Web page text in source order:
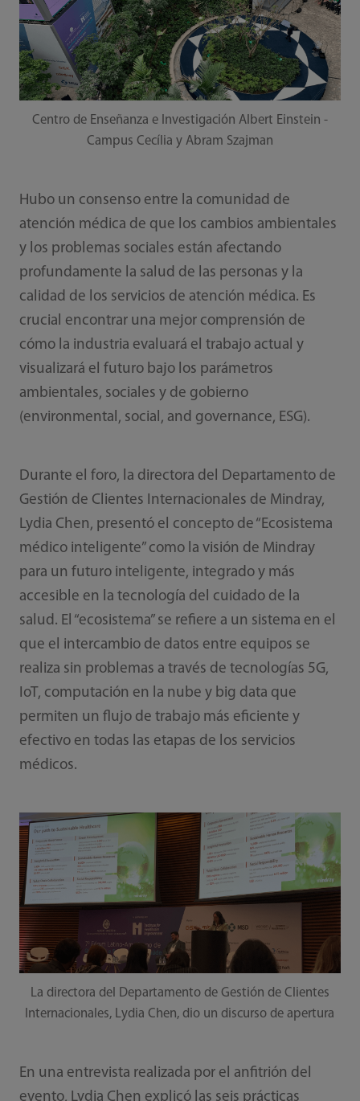
Centro de Enseñanza e Investigación Albert Einstein -
Campus Cecília y Abram Szajman
Hubo un consenso entre la comunidad de
atención médica de que los cambios ambientales
y los problemas sociales están afectando
profundamente la salud de las personas y la
calidad de los servicios de atención médica. Es
crucial encontrar una mejor comprensión de
cómo la industria evaluará el trabajo actual y
visualizará el futuro bajo los parámetros
ambientales, sociales y de gobierno
(environmental, social, and governance, ESG).
Durante el foro, la directora del Departamento de
Gestión de Clientes Internacionales de Mindray,
Lydia Chen, presentó el concepto de “Ecosistema
médico inteligente” como la visión de Mindray
para un futuro inteligente, integrado y más
accesible en la tecnología del cuidado de la
salud. El “ecosistema” se refiere a un sistema en el
que el intercambio de datos entre equipos se
realiza sin problemas a través de tecnologías 5G,
IoT, computación en la nube y big data que
permiten un flujo de trabajo más eficiente y
efectivo en todas las etapas de los servicios
médicos.
La directora del Departamento de Gestión de Clientes
Internacionales, Lydia Chen, dio un discurso de apertura
En una entrevista realizada por el anfitrión del
evento, Lydia Chen explicó las seis prácticas